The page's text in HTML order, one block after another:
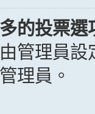
的投票選
管理員
理員。